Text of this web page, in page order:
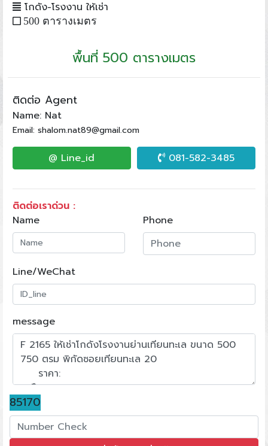
โกดัง-โรงงาน ให้เช่า
500 ตารางเมตร
พื้นที่ 500 ตารางเมตร
ติดต่อ Agent
Name: Nat
Email: shalom.nat89@gmail.com
@ Line_id 081-582-3485
ติดต่อเราด่วน :
Name
Phone
Line/WeChat
message
85170